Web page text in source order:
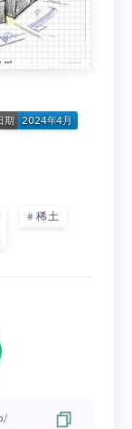
稀土